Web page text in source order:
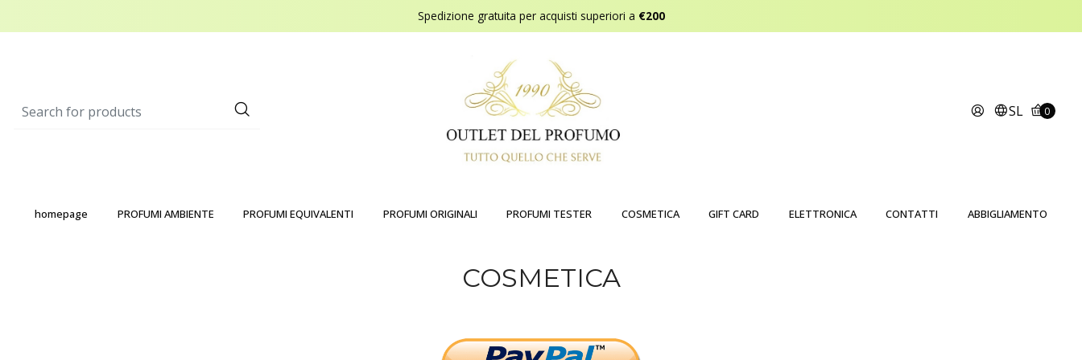
Spedizione gratuita per acquisti superiori a €200
SL 0
homepage PROFUMI AMBIENTE PROFUMI EQUIVALENTI PROFUMI ORIGINALI PROFUMI TESTER COSMETICA GIFT CARD ELETTRONICA CONTATTI ABBIGLIAMENTO
COSMETICA